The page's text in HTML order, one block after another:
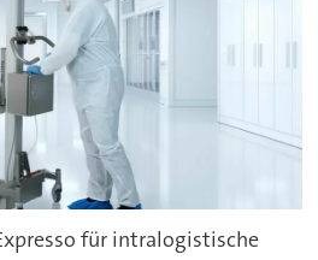
für intralogistische